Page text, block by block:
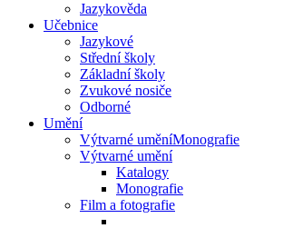
Jazykověda
Učebnice
Jazykové
Střední školy
Základní školy
Zvukové nosiče
Odborné
Umění
Výtvarné uměníMonografie
Výtvarné umění
Katalogy
Monografie
Film a fotografie